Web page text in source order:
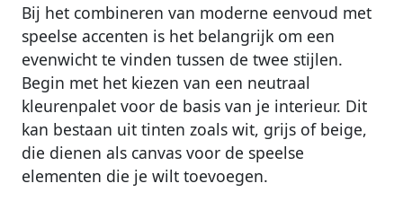
Bij het combineren van moderne eenvoud met
speelse accenten is het belangrijk om een
evenwicht te vinden tussen de twee stijlen.
Begin met het kiezen van een neutraal
kleurenpalet voor de basis van je interieur. Dit
kan bestaan uit tinten zoals wit, grijs of beige,
die dienen als canvas voor de speelse
elementen die je wilt toevoegen.